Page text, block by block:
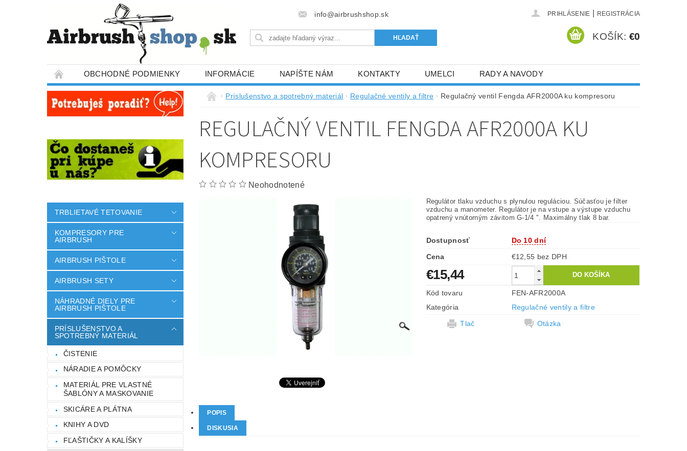
info@airbrushshop.sk PRIHLÁSENIE REGISTRÁCIA
KOŠÍK: €0
OBCHODNÉ PODMIENKY INFORMÁCIE NAPÍŠTE NÁM KONTAKTY UMELCI RADY A NAVODY
TRBLIETAVÉ TETOVANIE
KOMPRESORY PRE
AIRBRUSH
AIRBRUSH PIŠTOLE
AIRBRUSH SETY
NÁHRADNÉ DIELY PRE
AIRBRUSH PIŠTOLE
PRÍSLUŠENSTVO A
SPOTREBNÝ MATERIÁL
ČISTENIE
NÁRADIE A POMÔCKY
MATERIÁL PRE VLASTNÉ
ŠABLÓNY A MASKOVANIE
SKICÁRE A PLÁTNA
KNIHY A DVD
FĽAŠTIČKY A KALÍŠKY
Príslušenstvo a spotrebný materiál Regulačné ventily a filtre Regulačný ventil Fengda AFR2000A ku kompresoru
REGULAČNÝ VENTIL FENGDA AFR2000A KU
KOMPRESORU
Neohodnotené
Regulátor tlaku vzduchu s plynulou reguláciou. Súčasťou je filter
vzduchu a manometer. Regulátor je na vstupe a výstupe vzduchu
opatrený vnútorným závitom G-1/4 ". Maximálny tlak 8 bar.
Dostupnosť
Do 10 dní
Cena
€12,55 bez DPH
€15,44
Kód tovaru
FEN-AFR2000A
Kategória
Regulačné ventily a filtre
Tlač
Otázka
POPIS
DISKUSIA